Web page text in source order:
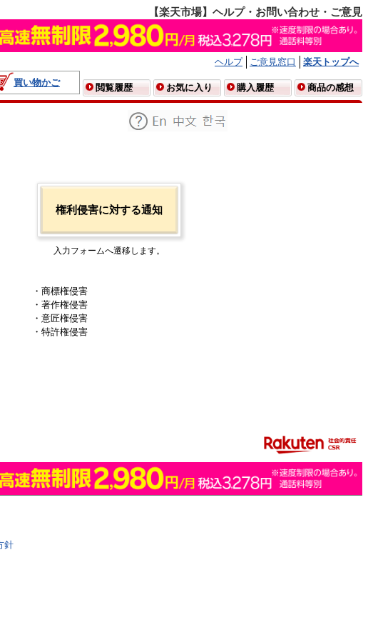
【楽天市場】ヘルプ・お問い合わせ・ご意見
ヘルプ ご意見窓口
楽天トップへ
買い物かご
閲覧履歴 お気に入り 購入履歴 商品の感想
権利侵害に対する通知
入力フォームへ遷移します。
・商標権侵害
・著作権侵害
・意匠権侵害
・特許権侵害
針